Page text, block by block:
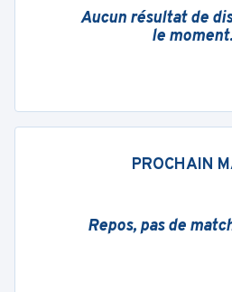
Aucun résultat de
le
PROCHAIN
Repos, pas de